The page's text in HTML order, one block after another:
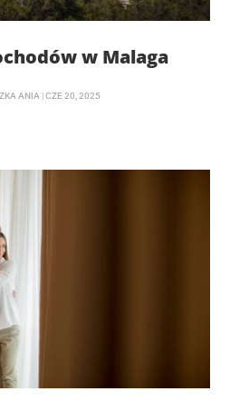
w Malaga
ANIA |CZE 20, 2025